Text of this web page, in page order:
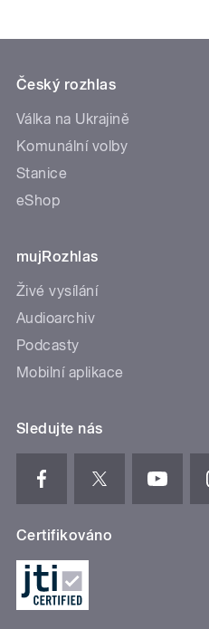
Český rozhlas
Válka na Ukrajině
Komunální volby
Stanice
eShop
mujRozhlas
Živé vysílání
Audioarchiv
Podcasty
Mobilní aplikace
Sledujte nás
Certifikováno